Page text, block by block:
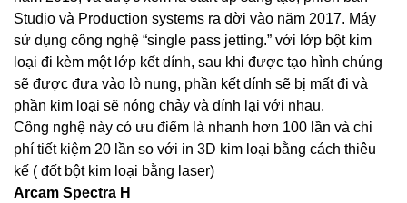
Studio và Production systems ra đời vào năm 2017. Máy
sử dụng công nghệ “single pass jetting.” với lớp bột kim
loại đi kèm một lớp kết dính, sau khi được tạo hình chúng
sẽ được đưa vào lò nung, phần kết dính sẽ bị mất đi và
phần kim loại sẽ nóng chảy và dính lại với nhau.
Công nghệ này có ưu điểm là nhanh hơn 100 lần và chi
phí tiết kiệm 20 lần so với in 3D kim loại bằng cách thiêu
kế ( đốt bột kim loại bằng laser)
Arcam Spectra H